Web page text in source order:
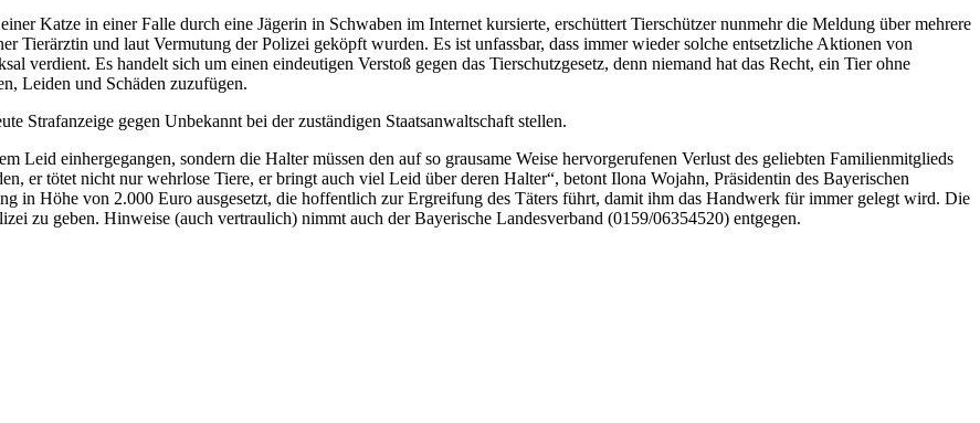
Katze in einer Falle durch eine Jägerin in Schwaben im Internet kursierte, erschüttert Tierschützer nunmehr die Meldung über mehrere
Tierärztin und laut Vermutung der Polizei geköpft wurden. Es ist unfassbar, dass immer wieder solche entsetzliche Aktionen von
verdient. Es handelt sich um einen eindeutigen Verstoß gegen das Tierschutzgesetz, denn niemand hat das Recht, ein Tier ohne
Leiden und Schäden zuzufügen.
Strafanzeige gegen Unbekannt bei der zuständigen Staatsanwaltschaft stellen.
Leid einhergegangen, sondern die Halter müssen den auf so grausame Weise hervorgerufenen Verlust des geliebten Familienmitglieds
er tötet nicht nur wehrlose Tiere, er bringt auch viel Leid über deren Halter“, betont Ilona Wojahn, Präsidentin des Bayerischen
in Höhe von 2.000 Euro ausgesetzt, die hoffentlich zur Ergreifung des Täters führt, damit ihm das Handwerk für immer gelegt wird. Die
zu geben. Hinweise (auch vertraulich) nimmt auch der Bayerische Landesverband (0159/06354520) entgegen.